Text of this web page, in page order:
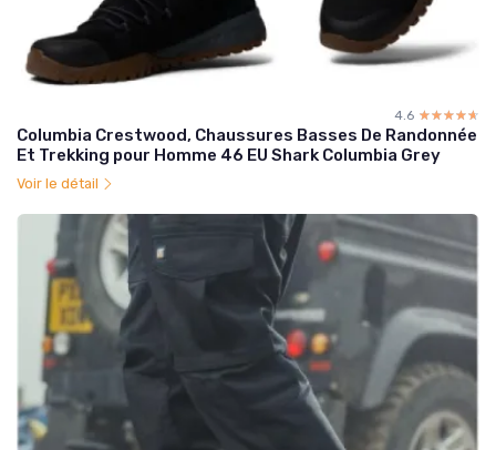
4.6 ☆☆☆☆☆
★★★★★
Columbia Crestwood, Chaussures Basses De Randonnée
Et Trekking pour Homme 46 EU Shark Columbia Grey
Voir le détail